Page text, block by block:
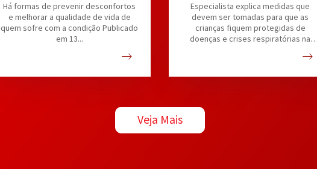
Há formas de prevenir desconfortos
e melhorar a qualidade de vida de
quem sofre com a condição Publicado
em 13...
Especialista explica medidas que
devem ser tomadas para que as
crianças fiquem protegidas de
doenças e crises respiratórias na
Veja Mais